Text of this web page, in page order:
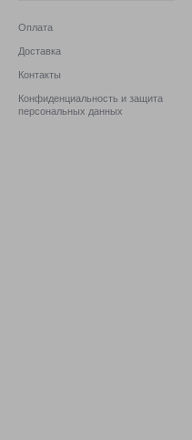
Оплата
Доставка
Контакты
Конфиденциальность и защита
персональных данных